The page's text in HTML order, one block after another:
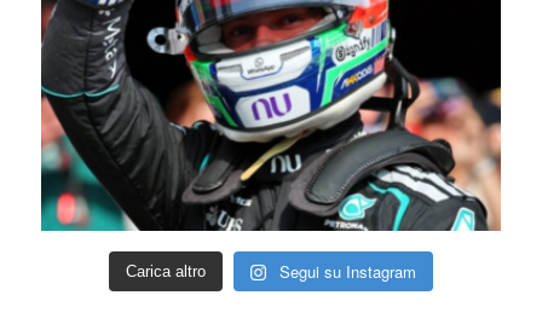
Carica altro Segui su Instagram